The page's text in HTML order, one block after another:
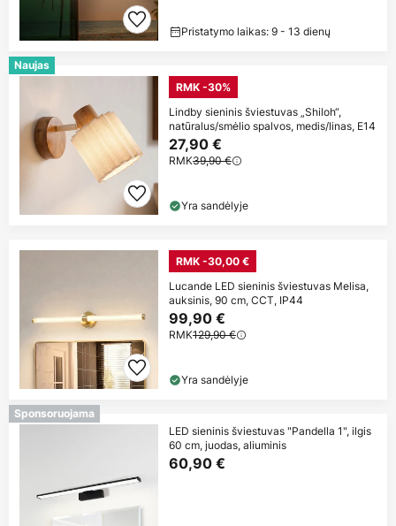
Pristatymo laikas: 9 - 13 dienų
Naujas
RMK -30%
Lindby sieninis šviestuvas „Shiloh“,
natūralus/smėlio spalvos, medis/linas, E14
27,90 €
RMK39,90 €
Yra sandėlyje
RMK -30,00 €
Lucande LED sieninis šviestuvas Melisa,
auksinis, 90 cm, CCT, IP44
99,90 €
RMK129,90 €
Yra sandėlyje
Sponsoruojama
LED sieninis šviestuvas "Pandella 1", ilgis
60 cm, juodas, aliuminis
60,90 €